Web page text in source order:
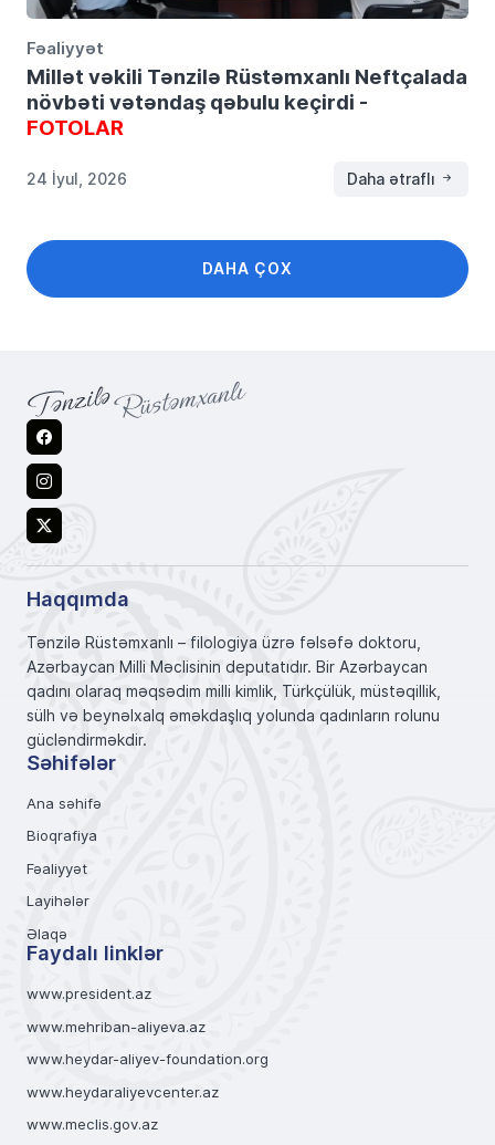
Fəaliyyət
Millət vəkili Tənzilə Rüstəmxanlı Neftçalada
növbəti vətəndaş qəbulu keçirdi -
FOTOLAR
24 İyul, 2026 Daha ətraflı
DAHA ÇOX
Facebook
Instagram
X
Haqqımda
Tənzilə Rüstəmxanlı – filologiya üzrə fəlsəfə doktoru,
Azərbaycan Milli Məclisinin deputatıdır. Bir Azərbaycan
qadını olaraq məqsədim milli kimlik, Türkçülük, müstəqillik,
sülh və beynəlxalq əməkdaşlıq yolunda qadınların rolunu
gücləndirməkdir.
Səhifələr
Ana səhifə
Bioqrafiya
Fəaliyyət
Layihələr
Əlaqə
Faydalı linklər
www.president.az
www.mehriban-aliyeva.az
www.heydar-aliyev-foundation.org
www.heydaraliyevcenter.az
www.meclis.gov.az